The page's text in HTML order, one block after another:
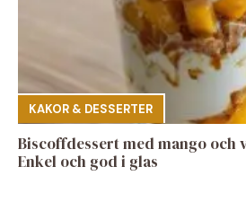
KAKOR & DESSERTER
Biscoffdessert med mango och
Enkel och god i glas